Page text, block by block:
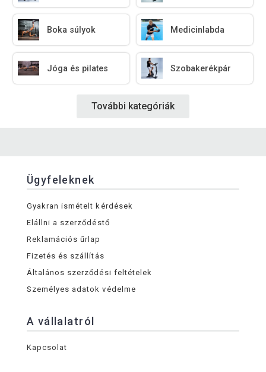
Boka súlyok Medicinlabda
Jóga és pilates Szobakerékpár
További kategóriák
Ügyfeleknek
Gyakran ismételt kérdések
Elállni a szerződéstő
Reklamációs űrlap
Fizetés és szállítás
Általános szerződési feltételek
Személyes adatok védelme
A vállalatról
Kapcsolat